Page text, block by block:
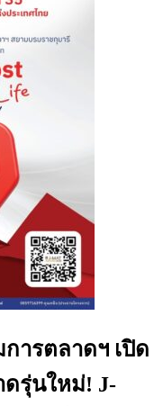
ารตลาดฯ เปิด
ดรุ่นใหม่! J-